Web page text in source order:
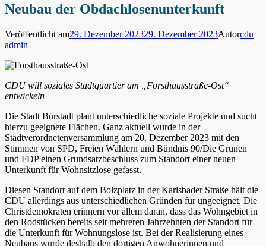
Neubau der Obdachlosenunterkunft
Veröffentlicht am29. Dezember 202329. Dezember 2023Autorcdu
admin
CDU will soziales Stadtquartier am „Forsthausstraße-Ost“
entwickeln
Die Stadt Bürstadt plant unterschiedliche soziale Projekte und sucht
hierzu geeignete Flächen. Ganz aktuell wurde in der
Stadtverordnetenversammlung am 20. Dezember 2023 mit den
Stimmen von SPD, Freien Wählern und Bündnis 90/Die Grünen
und FDP einen Grundsatzbeschluss zum Standort einer neuen
Unterkunft für Wohnsitzlose gefasst.
Diesen Standort auf dem Bolzplatz in der Karlsbader Straße hält die
CDU allerdings aus unterschiedlichen Gründen für ungeeignet. Die
Christdemokraten erinnern vor allem daran, dass das Wohngebiet in
den Rodstücken bereits seit mehreren Jahrzehnten der Standort für
die Unterkunft für Wohnungslose ist. Bei der Realisierung eines
Neubaus wurde deshalb den dortigen Anwohnerinnen und